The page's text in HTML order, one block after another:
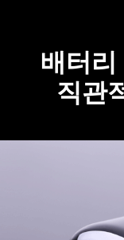
배터리
직관